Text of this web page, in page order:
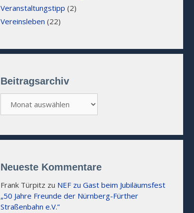
Veranstaltungstipp (2)
Vereinsleben (22)
Beitragsarchiv
Neueste Kommentare
Frank Türpitz zu NEF zu Gast beim Jubiläumsfest
„50 Jahre Freunde der Nürnberg-Fürther
Straßenbahn e.V.”